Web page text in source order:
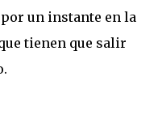
un instante en la
tienen que salir